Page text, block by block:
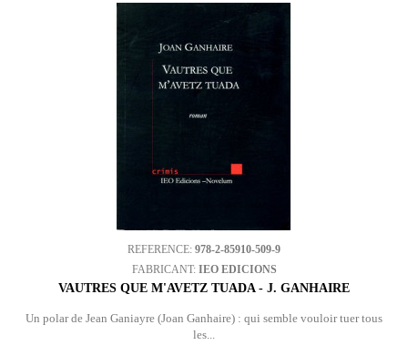
REFERENCE: 978-2-85910-509-9
FABRICANT: IEO EDICIONS
VAUTRES QUE M'AVETZ TUADA - J. GANHAIRE
Un polar de Jean Ganiayre (Joan Ganhaire) : qui semble vouloir tuer tous
les...